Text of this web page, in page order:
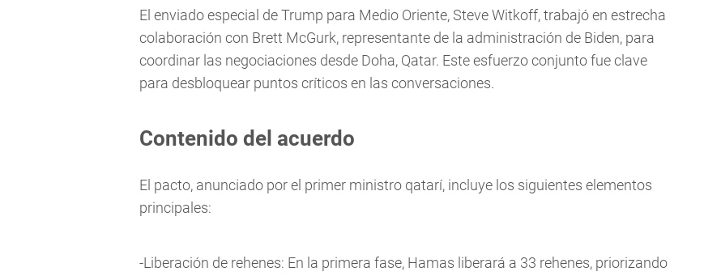
El enviado especial de Trump para Medio Oriente, Steve Witkoff, trabajó en estrecha
colaboración con Brett McGurk, representante de la administración de Biden, para
coordinar las negociaciones desde Doha, Qatar. Este esfuerzo conjunto fue clave
para desbloquear puntos críticos en las conversaciones.
Contenido del acuerdo
El pacto, anunciado por el primer ministro qatarí, incluye los siguientes elementos
principales:
-Liberación de rehenes: En la primera fase, Hamas liberará a 33 rehenes, priorizando